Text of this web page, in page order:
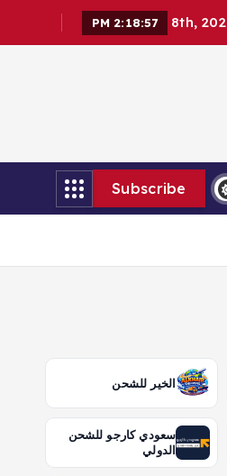
2:18:58 PM
Subscribe
الخير للشحن
سعودي كارجو للشحن
الدولي